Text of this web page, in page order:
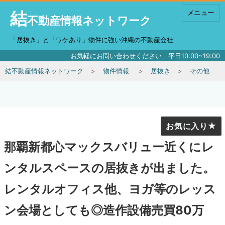
結不動産情報ネットワーク
「居抜き」と「ワケあり」物件に強い沖縄の不動産会社
お気軽にお問い合わせください 平日10:00~19:00
メニュー
結不動産情報ネットワーク 物件情報 居抜き その他
那覇新都心マックスバリュー近くにレ
ンタルスペースの居抜きが出ました。
レンタルオフィス他、ヨガ等のレッス
ン会場としても◎造作設備売買80万
お気に入り